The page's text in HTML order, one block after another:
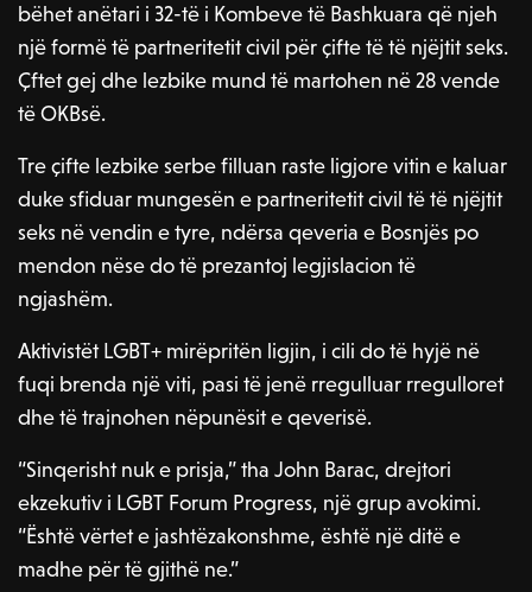
bëhet anëtari i 32-të i Kombeve të Bashkuara që njeh
një formë të partneritetit civil për çifte të të njëjtit seks.
Çftet gej dhe lezbike mund të martohen në 28 vende
të OKBsë.
Tre çifte lezbike serbe filluan raste ligjore vitin e kaluar
duke sfiduar mungesën e partneritetit civil të të njëjtit
seks në vendin e tyre, ndërsa qeveria e Bosnjës po
mendon nëse do të prezantoj legjislacion të
ngjashëm.
Aktivistët LGBT+ mirëpritën ligjin, i cili do të hyjë në
fuqi brenda një viti, pasi të jenë rregulluar rregulloret
dhe të trajnohen nëpunësit e qeverisë.
“Sinqerisht nuk e prisja,” tha John Barac, drejtori
ekzekutiv i LGBT Forum Progress, një grup avokimi.
“Është vërtet e jashtëzakonshme, është një ditë e
madhe për të gjithë ne.”